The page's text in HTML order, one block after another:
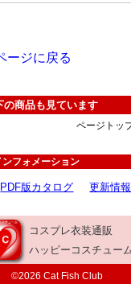
ージに戻る
の商品も見ています
ページトッ
ンフォメーション
PDF版カタログ 更新情報
コスプレ衣装通販
ハッピーコスチュー
©2026 Cat Fish Club